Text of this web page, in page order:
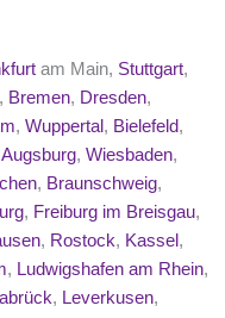
am Main, Stuttgart,
, Bremen, Dresden,
, Wuppertal , Bielefeld,
Augsburg, Wiesbaden,
, Braunschweig,
, Freiburg im Breisgau,
, Rostock, Kassel ,
, Ludwigshafen am Rhein,
, Leverkusen,